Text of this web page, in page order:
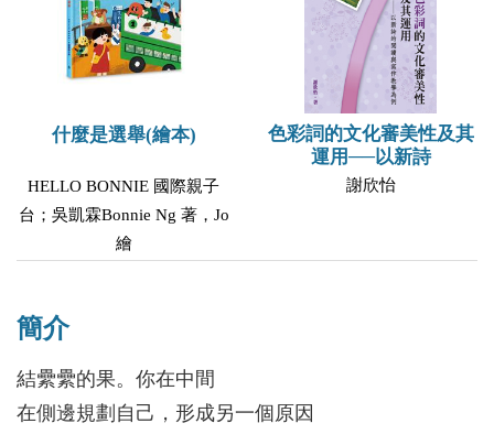
什麼是選舉(繪本)
HELLO BONNIE 國際親子
台；吳凱霖Bonnie Ng 著，Jo
繪
色彩詞的文化審美性及其
運用──以新詩
謝欣怡
簡介
結纍纍的果。你在中間
在側邊規劃自己，形成另一個原因